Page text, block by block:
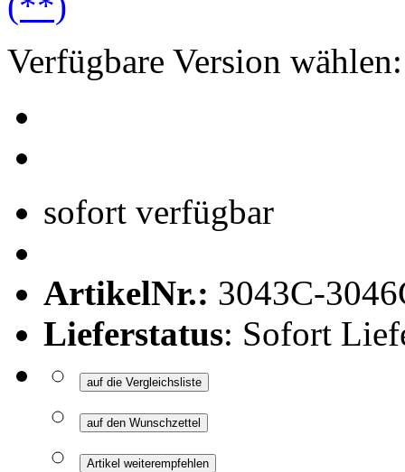
Verfügbare Version wählen:
sofort verfügbar
ArtikelNr.: 3043C-
Lieferstatus: Sofort
auf die Vergleichsliste
auf den Wunschzettel
Artikel weiterempfehlen